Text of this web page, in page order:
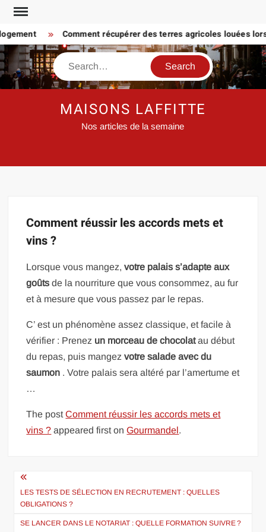
Skip
content
Comment récupérer des terres agricoles louées
Search
MAISONS LAFFITTE
Nos articles de la semaine
Comment réussir les accords mets et
vins ?
Lorsque vous mangez,votre palais s’adapte aux
goûts de la nourriture que vous consommez, au fur
et à mesure que vous passez par le repas.
C’ est un phénomène assez classique, et facile à
vérifier : Prenez un morceau de chocolatau début
du repas, puis mangezvotre salade avec du
saumon . Votre palais sera altéré par l’amertume et
…
The postComment réussir les accords mets et
vins ? appeared first onGourmandel.
Navigation
de
l’article
LES TESTS DE SÉLECTION EN RECRUTEMENT : QUELLES
OBLIGATIONS ?
SE LANCER DANS LE NOTARIAT : QUELLE FORMATION SUIVRE ?